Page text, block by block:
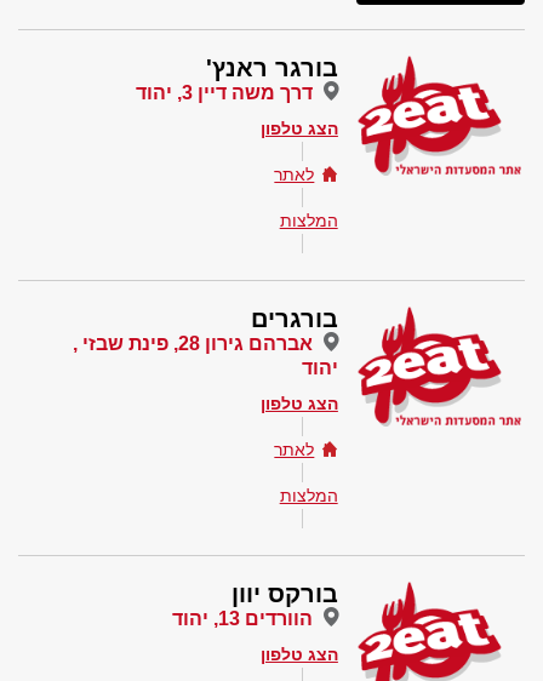
בורגר ראנץ'
דרך משה דיין 3, יהוד
הצג טלפון
לאתר
המלצות
בורגרים
אברהם גירון 28, פינת שבזי ,
יהוד
הצג טלפון
לאתר
המלצות
בורקס יוון
הוורדים 13, יהוד
הצג טלפון